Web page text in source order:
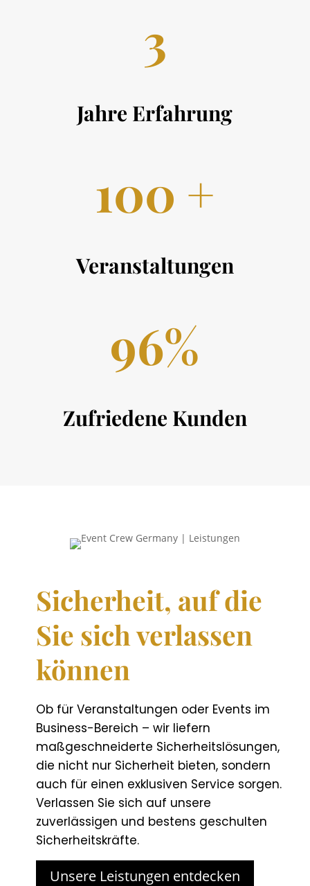
3
Jahre Erfahrung
100 +
Veranstaltungen
96%
Zufriedene Kunden
Sicherheit, auf die
Sie sich verlassen
können
Ob für Veranstaltungen oder Events im
Business-Bereich – wir liefern
maßgeschneiderte Sicherheitslösungen,
die nicht nur Sicherheit bieten, sondern
auch für einen exklusiven Service sorgen.
Verlassen Sie sich auf unsere
zuverlässigen und bestens geschulten
Sicherheitskräfte.
Unsere Leistungen entdecken